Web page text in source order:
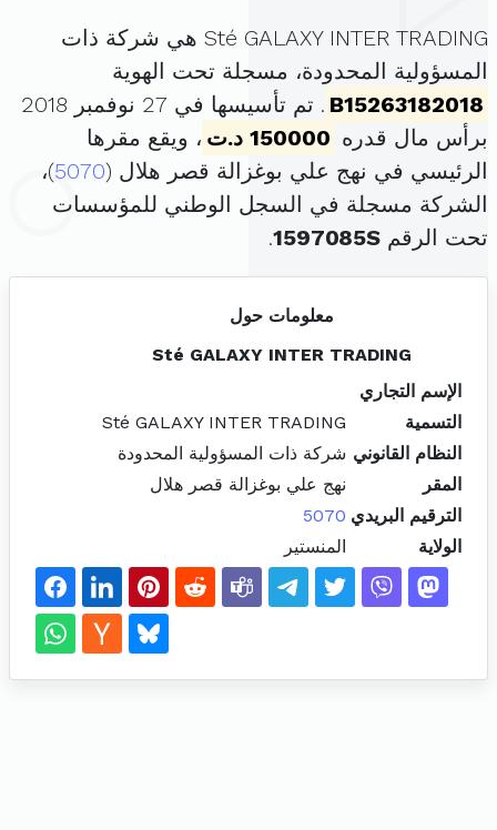
Sté GALAXY INTER TRADING هي شركة ذات
المسؤولية المحدودة، مسجلة تحت الهوية
B15263182018
. تم تأسيسها في 27 نوفمبر 2018
برأس مال قدره 150000 د.ت
، ويقع مقرها
الرئيسي في نهج علي بوغزالة قصر هلال (5070)،
الشركة مسجلة في السجل الوطني للمؤسسات
تحت الرقم 1597085S
.
معلومات حول
Sté GALAXY INTER TRADING
الإسم التجاري
التسمية
Sté GALAXY INTER TRADING
النظام القانوني شركة ذات المسؤولية المحدودة
المقر
نهج علي بوغزالة قصر هلال
الترقيم البريدي 5070
الولاية
المنستير